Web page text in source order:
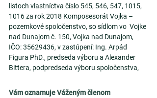
listoch vlastníctva číslo 545, 546, 547, 1015,
1016 za rok 2018 Komposesorát Vojka –
pozemkové spoločenstvo, so sídlom vo  Vojke
nad Dunajom č. 150, Vojka nad Dunajom,
IČO: 35629436, v zastúpení: Ing. Arpád
Figura PhD., predseda výboru a Alexander
Bittera, podpredseda výboru spoločenstva,
Vám oznamuje Váženým členom